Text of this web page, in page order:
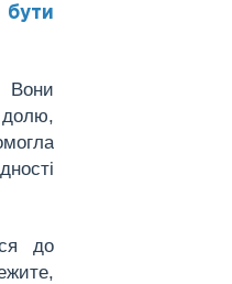
долю,
до